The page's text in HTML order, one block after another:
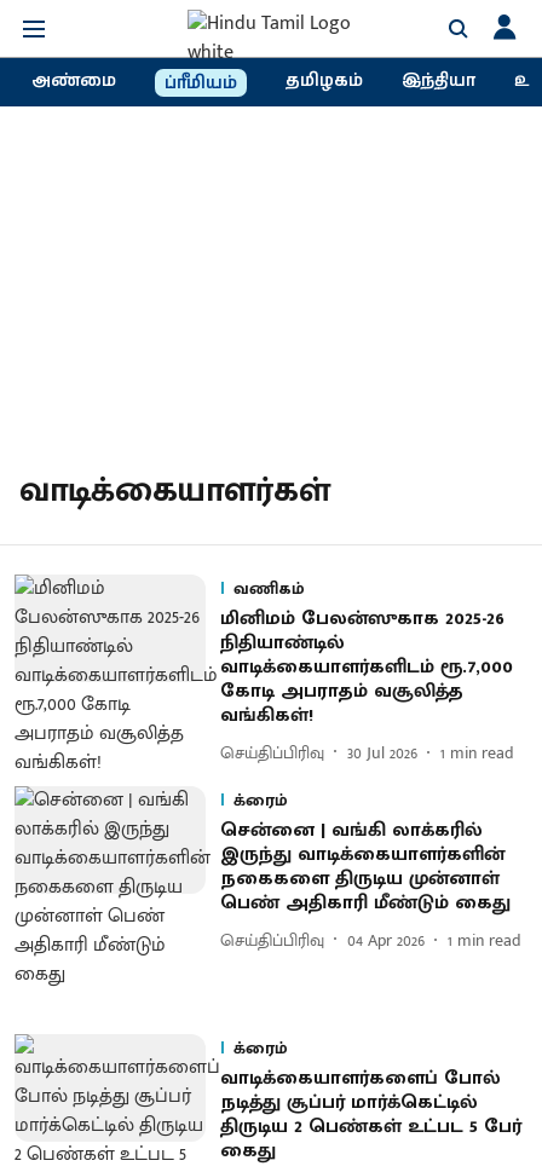
அண்மை ப்ரீமியம் தமிழகம் இந்தியா
வாடிக்கையாளர்கள்
வணிகம்
மினிமம் பேலன்ஸுகாக 2025-26
நிதியாண்டில்
வாடிக்கையாளர்களிடம் ரூ.7,000
கோடி அபராதம் வசூலித்த
வங்கிகள்!
செய்திப்பிரிவு 30 Jul 2026 1 min read
க்ரைம்
சென்னை | வங்கி லாக்கரில்
இருந்து வாடிக்கையாளர்களின்
நகைகளை திருடிய முன்னாள்
பெண் அதிகாரி மீண்டும் கைது
செய்திப்பிரிவு 04 Apr 2026 1 min read
க்ரைம்
வாடிக்கையாளர்களைப் போல்
நடித்து சூப்பர் மார்க்கெட்டில்
திருடிய 2 பெண்கள் உட்பட 5 பேர்
கைது